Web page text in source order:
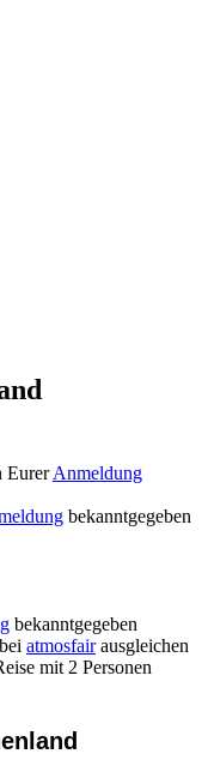
EurerAnmeldung
bekanntgegeben
bekanntgegeben
atmosfairausgleichen
mit 2 Personen